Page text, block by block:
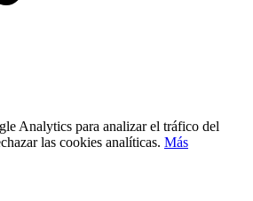
Analytics para analizar el tráfico del
las cookies analíticas. Más